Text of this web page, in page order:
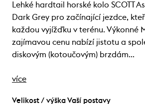
Lehké hardtail horské kolo SCOTT
Dark Grey pro začínající jezdce,
každou vyjížďku v terénu. Výkonné
zajímavou cenu nabízí jistotu a
diskovým (kotoučovým) brzdám…
více
Velikost / výška Vaší postavy